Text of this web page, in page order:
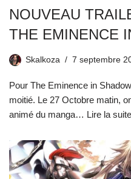
NOUVEAU
THE EMINENCE
Skalkoza 7 septembre
Pour The Eminence in
moitié. Le 27 Octobre matin,
animé du manga… Lire la